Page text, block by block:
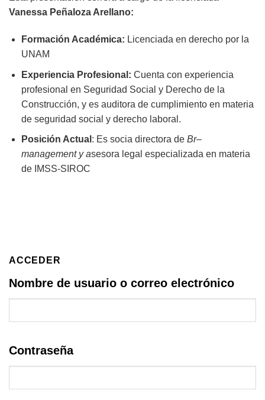
Vanessa Peñaloza Arellano:
Formación Académica: Licenciada en derecho por la
UNAM
Experiencia Profesional: Cuenta con experiencia
profesional en Seguridad Social y Derecho de la
Construcción, y es auditora de cumplimiento en materia
de seguridad social y derecho laboral.
Posición Actual : Es socia directora de Br–
management y asesora legal especializada en materia
de IMSS-SIROC
ACCEDER
Nombre de usuario o correo electrónico
Contraseña